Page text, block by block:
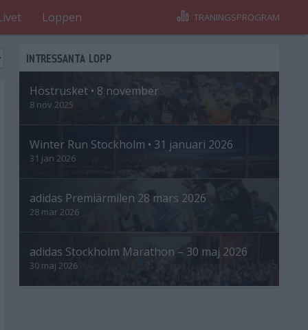
Loppen TRÄNINGSPROGRAM
INTRESSANTA LOPP
Höstrusket • 8 november
8 nov 2025
Winter Run Stockholm • 31 januari 2026
31 jan 2026
adidas Premiärmilen 28 mars 2026
28 mar 2026
adidas Stockholm Marathon – 30 maj 2026
30 maj 2026